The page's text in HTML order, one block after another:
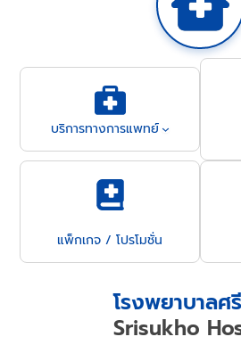
บริการทางการแพทย์
แพ็กเกจ / โปรโมชั่น
โรงพยาบาลศ
Srisukho